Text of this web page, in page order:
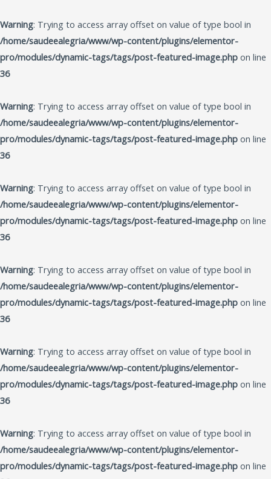
Warning: Trying to access array offset on value of type bool in
/home/saudeealegria/www/wp-content/plugins/elementor-
pro/modules/dynamic-tags/tags/post-featured-image.php on line
36
Warning: Trying to access array offset on value of type bool in
/home/saudeealegria/www/wp-content/plugins/elementor-
pro/modules/dynamic-tags/tags/post-featured-image.php on line
36
Warning: Trying to access array offset on value of type bool in
/home/saudeealegria/www/wp-content/plugins/elementor-
pro/modules/dynamic-tags/tags/post-featured-image.php on line
36
Warning: Trying to access array offset on value of type bool in
/home/saudeealegria/www/wp-content/plugins/elementor-
pro/modules/dynamic-tags/tags/post-featured-image.php on line
36
Warning: Trying to access array offset on value of type bool in
/home/saudeealegria/www/wp-content/plugins/elementor-
pro/modules/dynamic-tags/tags/post-featured-image.php on line
36
Warning: Trying to access array offset on value of type bool in
/home/saudeealegria/www/wp-content/plugins/elementor-
pro/modules/dynamic-tags/tags/post-featured-image.php on line
para
o
conteúdo